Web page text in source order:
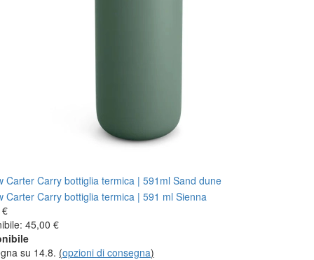
45,00 €
su 14.8. (opzioni di consegna)